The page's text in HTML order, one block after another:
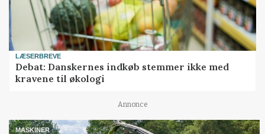
LÆSERBREVE
Debat: Danskernes indkøb stemmer ikke med
kravene til økologi
Annonce
MASKINER